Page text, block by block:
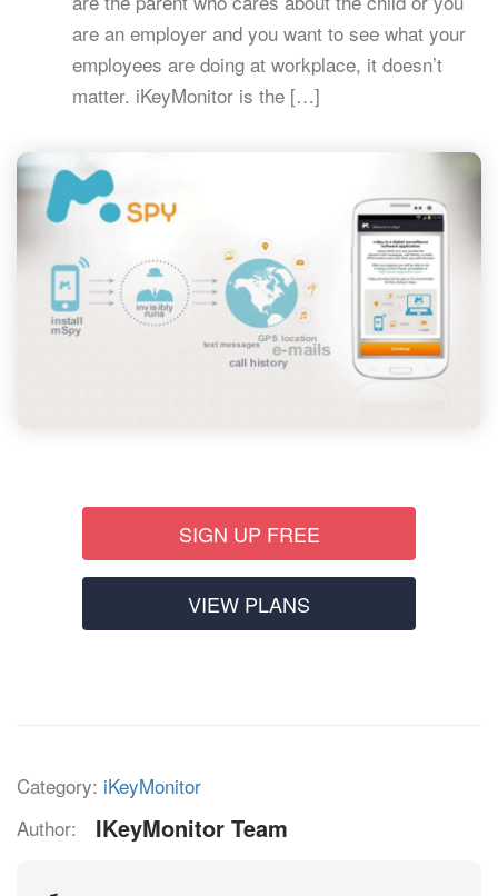
are an employer and you want to see what your
employees are doing at workplace, it doesn’t
matter. iKeyMonitor is the […]
SIGN UP FREE
VIEW PLANS
Category: iKeyMonitor
Author:
IKeyMonitor Team